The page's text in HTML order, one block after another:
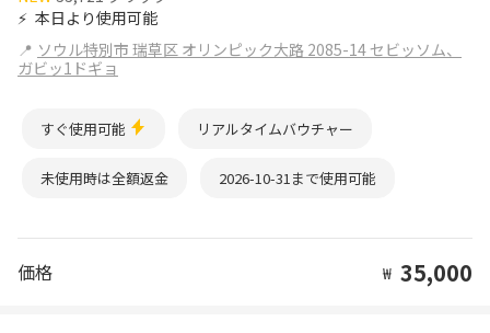
⚡ 本日より使用可能
📍 ソウル特別市 瑞草区 オリンピック大路 2085-14 セビッソム、
ガビッ1ドギョ
すぐ使用可能 リアルタイムバウチャー
未使用時は全額返金 2026-10-31まで使用可能
価格 ₩ 35,000